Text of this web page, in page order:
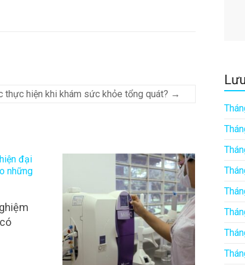
hiện khi khám sức khỏe tổng quát? →